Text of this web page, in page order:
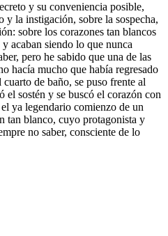
y su conveniencia posible,
y la instigación, sobre la sospecha,
sobre los corazones tan blancos
acaban siendo lo que nunca
pero he sabido que una de las
hacía mucho que había regresado
de baño, se puso frente al
el sostén y se buscó el corazón con
ya legendario comienzo de un
tan blanco, cuyo protagonista y
no saber, consciente de lo